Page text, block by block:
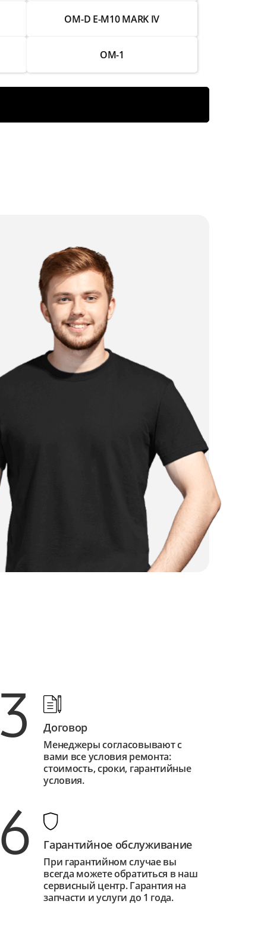
от 2 750 ₽
от 1 250 ₽
от 4 250 ₽
от 2 750 ₽
от 1 000 ₽
от 750 ₽
от 3 250 ₽
от 2 250 ₽
OM-D E-M10 MARK IV
OM-1
3 Договор
Менеджеры согласовывают с
вами все условия ремонта:
стоимость, сроки, гарантийные
условия.
6 Гарантийное обслуживание
При гарантийном случае вы
всегда можете обратиться в наш
сервисный центр. Гарантия на
запчасти и услуги до 1 года.